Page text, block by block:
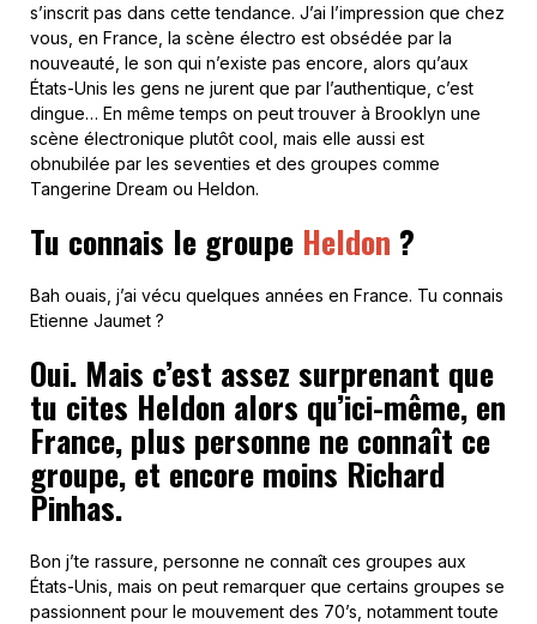
s’inscrit pas dans cette tendance. J’ai l’impression que chez
vous, en France, la scène électro est obsédée par la
nouveauté, le son qui n’existe pas encore, alors qu’aux
États-Unis les gens ne jurent que par l’authentique, c’est
dingue… En même temps on peut trouver à Brooklyn une
scène électronique plutôt cool, mais elle aussi est
obnubilée par les seventies et des groupes comme
Tangerine Dream ou Heldon.
Tu connais le groupe Heldon ?
Bah ouais, j’ai vécu quelques années en France. Tu connais
Etienne Jaumet ?
Oui. Mais c’est assez surprenant que
tu cites Heldon alors qu’ici-même, en
France, plus personne ne connaît ce
groupe, et encore moins Richard
Pinhas.
Bon j’te rassure, personne ne connaît ces groupes aux
États-Unis, mais on peut remarquer que certains groupes se
passionnent pour le mouvement des 70’s, notamment toute